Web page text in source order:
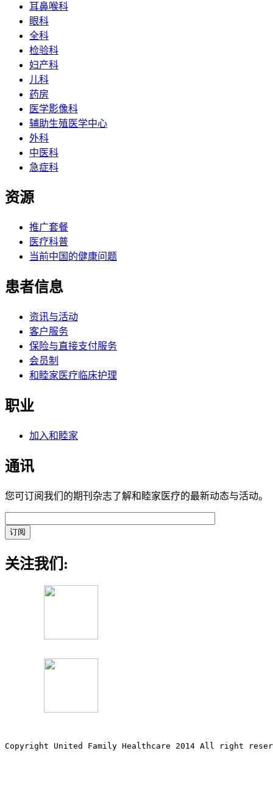
耳鼻喉科
眼科
全科
检验科
妇产科
儿科
药房
医学影像科
辅助生殖医学中心
外科
中医科
急症科
资源
推广套餐
医疗科普
当前中国的健康问题
患者信息
资讯与活动
客户服务
保险与直接支付服务
会员制
和睦家医疗临床护理
职业
加入和睦家
通讯
您可订阅我们的期刊杂志了解和睦家医疗的最新动态与活动。
关注我们:
Copyright United Family Healthcare 2014 All right